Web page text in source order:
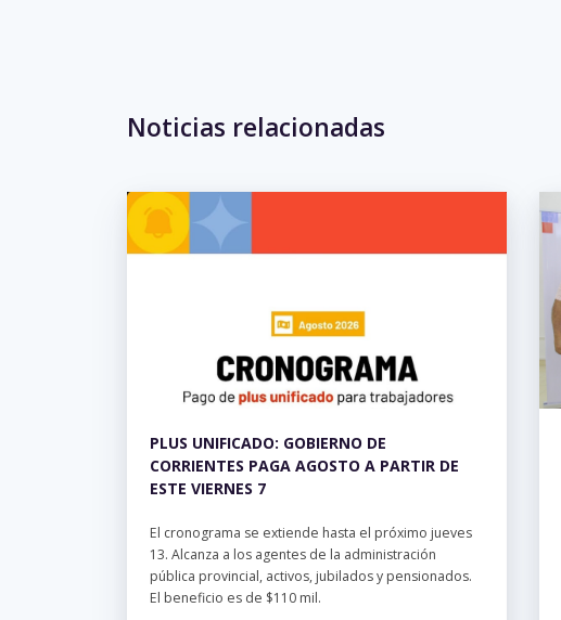
Noticias relacionadas
PLUS UNIFICADO: GOBIERNO DE
CORRIENTES PAGA AGOSTO A PARTIR DE
ESTE VIERNES 7
El cronograma se extiende hasta el próximo jueves
13. Alcanza a los agentes de la administración
pública provincial, activos, jubilados y pensionados.
El beneficio es de $110 mil.